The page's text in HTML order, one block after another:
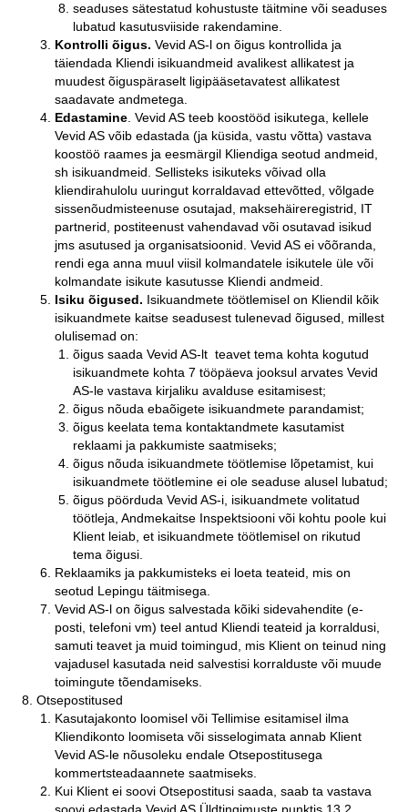
seaduses sätestatud kohustuste täitmine või seaduses
lubatud kasutusviiside rakendamine.
Kontrolli õigus. Vevid AS-l on õigus kontrollida ja
täiendada Kliendi isikuandmeid avalikest allikatest ja
muudest õiguspäraselt ligipääsetavatest allikatest
saadavate andmetega.
Edastamine . Vevid AS teeb koostööd isikutega, kellele
Vevid AS võib edastada (ja küsida, vastu võtta) vastava
koostöö raames ja eesmärgil Kliendiga seotud andmeid,
sh isikuandmeid. Sellisteks isikuteks võivad olla
kliendirahulolu uuringut korraldavad ettevõtted, võlgade
sissenõudmisteenuse osutajad, maksehäireregistrid, IT
partnerid, postiteenust vahendavad või osutavad isikud
jms asutused ja organisatsioonid. Vevid AS ei võõranda,
rendi ega anna muul viisil kolmandatele isikutele üle või
kolmandate isikute kasutusse Kliendi andmeid.
Isiku õigused. Isikuandmete töötlemisel on Kliendil kõik
isikuandmete kaitse seadusest tulenevad õigused, millest
olulisemad on:
õigus saada Vevid AS-lt teavet tema kohta kogutud
isikuandmete kohta 7 tööpäeva jooksul arvates Vevid
AS-le vastava kirjaliku avalduse esitamisest;
õigus nõuda ebaõigete isikuandmete parandamist;
õigus keelata tema kontaktandmete kasutamist
reklaami ja pakkumiste saatmiseks;
õigus nõuda isikuandmete töötlemise lõpetamist, kui
isikuandmete töötlemine ei ole seaduse alusel lubatud;
õigus pöörduda Vevid AS-i, isikuandmete volitatud
töötleja, Andmekaitse Inspektsiooni või kohtu poole kui
Klient leiab, et isikuandmete töötlemisel on rikutud
tema õigusi.
Reklaamiks ja pakkumisteks ei loeta teateid, mis on
seotud Lepingu täitmisega.
Vevid AS-l on õigus salvestada kõiki sidevahendite (e-
posti, telefoni vm) teel antud Kliendi teateid ja korraldusi,
samuti teavet ja muid toimingud, mis Klient on teinud ning
vajadusel kasutada neid salvestisi korralduste või muude
toimingute tõendamiseks.
Otsepostitused
Kasutajakonto loomisel või Tellimise esitamisel ilma
Kliendikonto loomiseta või sisselogimata annab Klient
Vevid AS-le nõusoleku endale Otsepostitusega
kommertsteadaannete saatmiseks.
Kui Klient ei soovi Otsepostitusi saada, saab ta vastava